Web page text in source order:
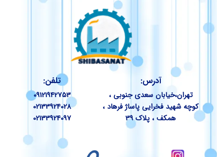
آدرس:
تهران،خیابان سعدی جنوبی ،
کوچه شهید فخرایی پاساژ فرهاد ،
همکف ، پلاک 39
تلفن:
09121942753
02133924028
02133924097